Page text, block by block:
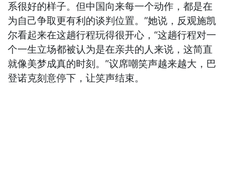
系很好的样子。但中国向来每一个动作，都是在
为自己争取更有利的谈判位置。”她说，反观施凯
尔看起来在这趟行程玩得很开心，“这趟行程对一
个一生立场都被认为是在亲共的人来说，这简直
就像美梦成真的时刻。”议席嘲笑声越来越大，巴
登诺克刻意停下，让笑声结束。